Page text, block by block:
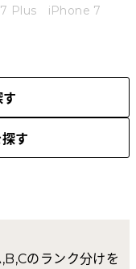
Plus
iPhone 7
す
のランク分けを